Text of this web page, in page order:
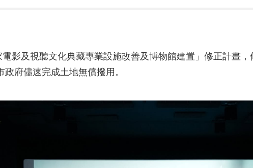
影及視聽文化典藏專業設施改善及博物館建置」修正計畫
府儘速完成土地無償撥用。